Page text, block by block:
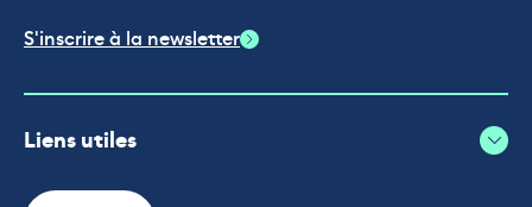
S'inscrire à la newsletter
Liens utiles